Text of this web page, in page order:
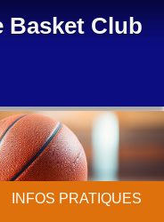
Basket Club
INFOS PRATIQUES